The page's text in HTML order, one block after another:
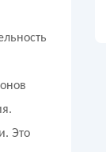
Это